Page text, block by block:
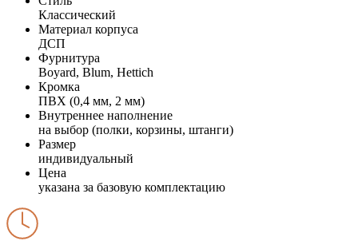
Классический
Материал корпуса
ДСП
Фурнитура
Boyard, Blum, Hettich
Кромка
ПВХ (0,4 мм, 2 мм)
Внутреннее наполнение
на выбор (полки, корзины, штанги)
Размер
индивидуальный
Цена
указана за базовую комплектацию